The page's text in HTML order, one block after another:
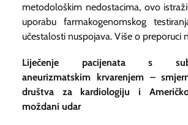
metodološkim nedostacima, ovo
uporabu farmakogenomskog
učestalosti nuspojava. Više o preporuci
Liječenje pacijenata s
aneurizmatskim krvarenjem –
društva za kardiologiju i
moždani udar